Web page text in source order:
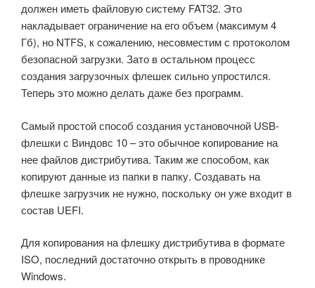
должен иметь файловую систему FAT32. Это
накладывает ограничение на его объем (максимум 4
Гб), но NTFS, к сожалению, несовместим с протоколом
безопасной загрузки. Зато в остальном процесс
создания загрузочных флешек сильно упростился.
Теперь это можно делать даже без программ.
Самый простой способ создания установочной USB-
флешки с Виндовс 10 – это обычное копирование на
нее файлов дистрибутива. Таким же способом, как
копируют данные из папки в папку. Создавать на
флешке загрузчик не нужно, поскольку он уже входит в
состав UEFI.
Для копирования на флешку дистрибутива в формате
ISO, последний достаточно открыть в проводнике
Windows.